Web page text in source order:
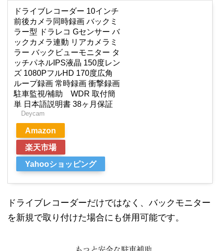
ドライブレコーダー 10インチ
前後カメラ同時録画 バックミ
ラー型 ドラレコ Gセンサー バ
ックカメラ連動 リアカメラミ
ラー バックビューモニター タ
ッチパネルIPS液晶 150度レン
ズ 1080PフルHD 170度広角
ループ録画 常時録画 衝撃録画
駐車監視/補助 WDR 取付簡
単 日本語説明書 38ヶ月保証
Deycam
Amazon
楽天市場
Yahooショッピング
ドライブレコーダーだけではなく、バックモニター
を新規で取り付けた場合にも併用可能です。